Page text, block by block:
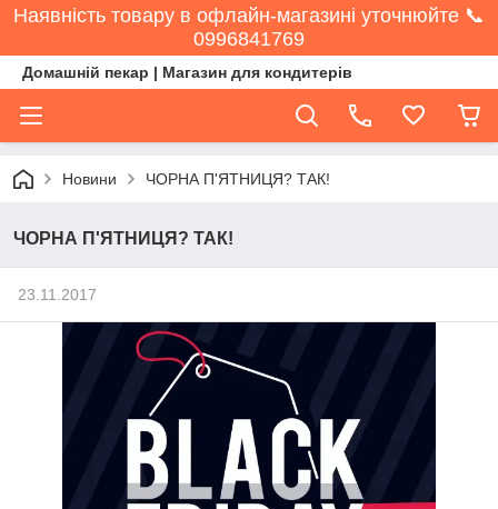
Наявність товару в офлайн-магазині уточнюйте 📞
0996841769
Домашній пекар | Магазин для кондитерів
Новини ЧОРНА П'ЯТНИЦЯ? ТАК!
ЧОРНА П'ЯТНИЦЯ? ТАК!
23.11.2017